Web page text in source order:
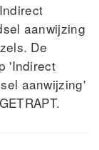
aanwijzing
De
'Indirect
aanwijzing'